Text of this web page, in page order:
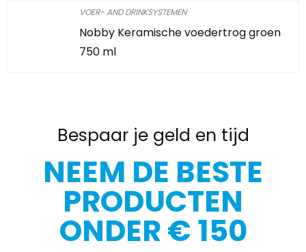
VOER- AND DRINKSYSTEMEN
Nobby Keramische voedertrog groen
750 ml
Bespaar je geld en tijd
NEEM DE BESTE
PRODUCTEN
ONDER € 150